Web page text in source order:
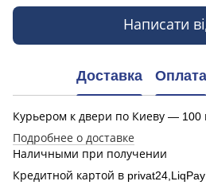
Написати
Доставка Оплата
Курьером к двери по Киеву — 100
Подробнее о доставке
Наличными при получении
Кредитной картой в privat24,LiqPay